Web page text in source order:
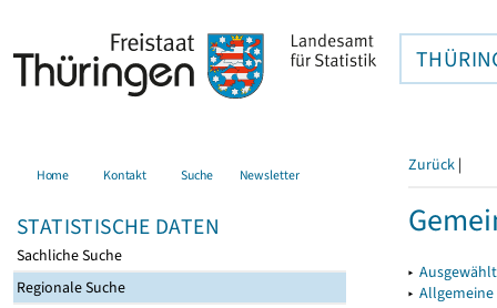
Home Kontakt Suche Newsletter
STATISTISCHE DATEN
Sachliche Suche
Regionale Suche
Zurück |
▸
▸